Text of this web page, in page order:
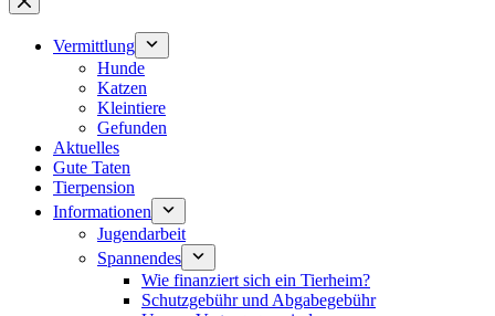
Vermittlung
Hunde
Katzen
Kleintiere
Gefunden
Aktuelles
Gute Taten
Tierpension
Informationen
Jugendarbeit
Spannendes
Wie finanziert sich ein Tierheim?
Schutzgebühr und Abgabegebühr